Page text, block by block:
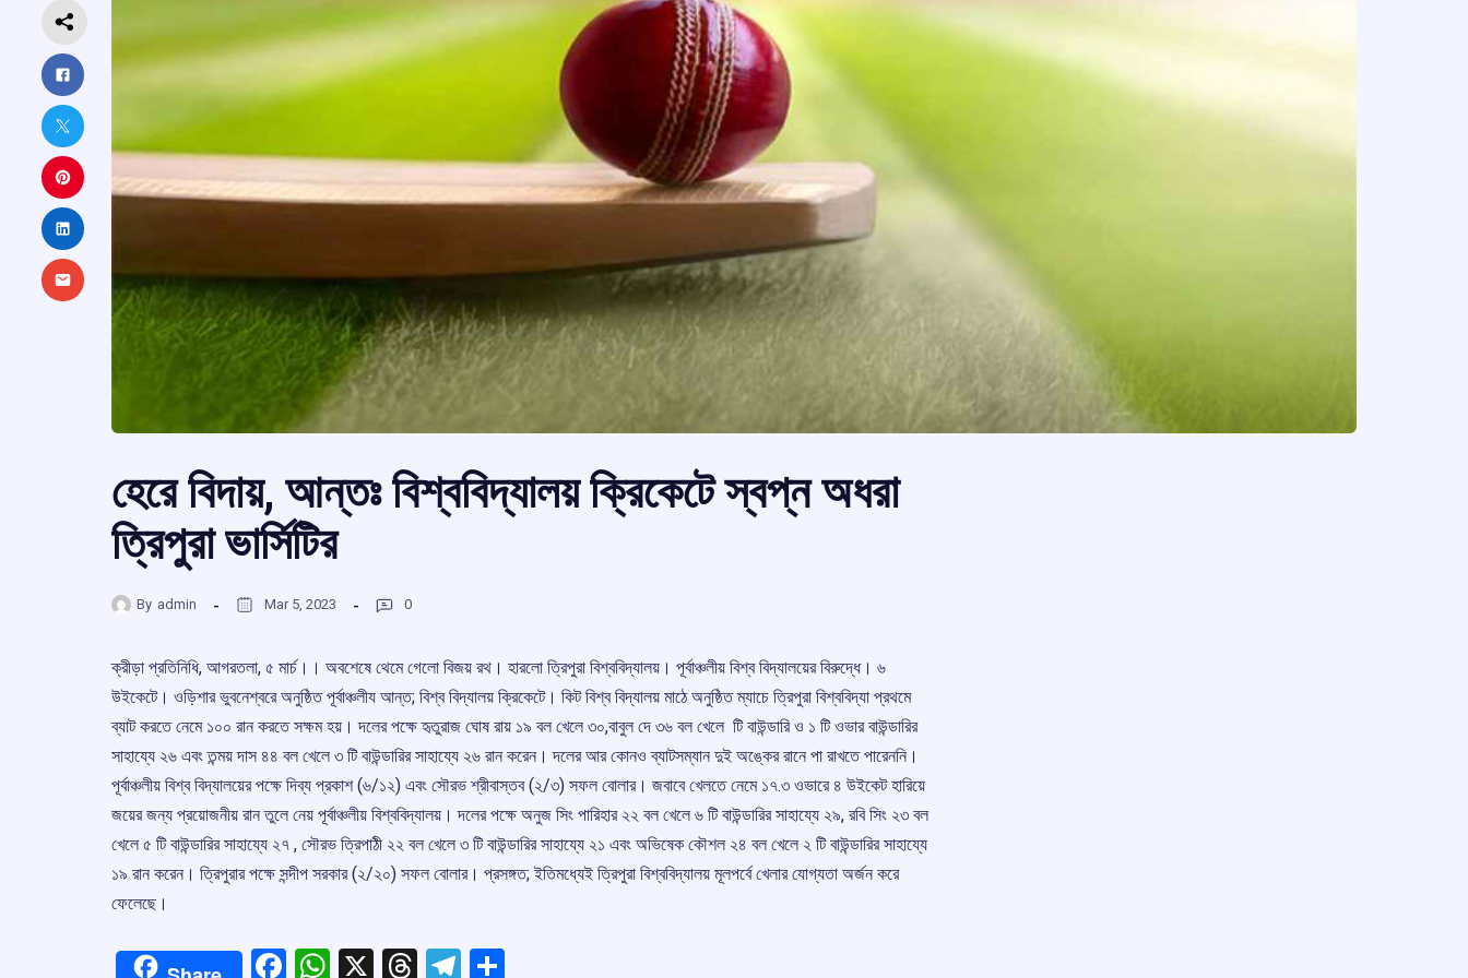
হেরে বিদায়, আন্তঃ বিশ্ববিদ্যালয় ক্রিকেটে স্বপ্ন অধরা
ত্রিপুরা ভার্সিটির
By admin Mar 5, 2023 0
ক্রীড়া প্রতিনিধি, আগরতলা, ৫ মার্চ।। অবশেষে থেমে গেলো বিজয় রথ। হারলো ত্রিপুরা বিশ্ববিদ্যালয়। পূর্বাঞ্চলীয় বিশ্ব বিদ্যালয়ের বিরুদ্ধে। ৬
উইকেটে। ওড়িশার ভুবনেশ্বরে অনুষ্ঠিত পূর্বাঞ্চলীয আন্ত;‌ বিশ্ব বিদ্যালয় ক্রিকেটে। কিট বিশ্ব বিদ্যালয় মাঠে অনুষ্ঠিত ম্যাচে ত্রিপুরা বিশ্ববিদ্যা প্রথমে
ব্যাট করতে নেমে ১০০ রান করতে সক্ষম হয়। দলের পক্ষে হৃতুরাজ ঘোষ রায় ১৯ বল খেলে ৩০,বাবুল দে ৩৬ বল খেলে টি বাউন্ডারি ও ১ টি ওভার বাউন্ডারির
সাহায্যে ২৬ এবং তন্ময় দাস ৪৪ বল খেলে ৩ টি বাউন্ডারির সাহায্যে ২৬ রান করেন। দলের আর কোনও ব্যাটসম্যান দুই অঙ্কের রানে পা রাখতে পারেননি।
পূর্বাঞ্চলীয় বিশ্ব বিদ্যালয়ের পক্ষে দিব্য প্রকাশ (‌৬/‌১২)‌ এবং সৌরভ শ্রীবাস্তব (‌২/‌৩) সফল বোলার। জবাবে খেলতে নেমে ১৭.‌৩ ওভারে ৪ উইকেট হারিয়ে
জয়ের জন্য প্রয়োজনীয় রান তুলে নেয় পূর্বাঞ্চলীয় বিশ্ববিদ্যালয়। দলের পক্ষে অনুজ সিং পারিহার ২২ বল খেলে ৬ টি বাউন্ডারির সাহায্যে ২৯, রবি সিং ২৩ বল
খেলে ৫ টি বাউন্ডারির সাহায্যে ২৭‌ , সৌরভ ত্রিপাঠী ২২ বল খেলে ৩ টি বাউন্ডারির সাহায্যে ২১ এবং অভিষেক কৌশল ২৪ বল খেলে ২ টি বাউন্ডারির সাহায্যে
১৯ রান করেন। ত্রিপুরার পক্ষে সন্দীপ সরকার (‌২/‌২০) সফল বোলার। প্রসঙ্গত;‌ ইতিমধ্যেই ত্রিপুরা বিশ্ববিদ্যালয় মূলপর্বে খেলার যোগ্যতা অর্জন করে
ফেলেছে।‌‌
Facebook
WhatsApp
X Threads
Telegram